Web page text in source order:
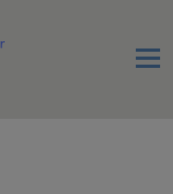
Menu